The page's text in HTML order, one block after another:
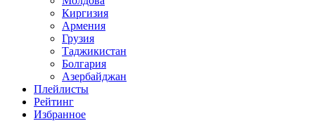
Киргизия
Армения
Грузия
Таджикистан
Болгария
Азербайджан
Плейлисты
Рейтинг
Избранное